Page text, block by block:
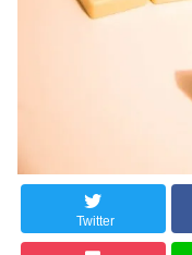
Twitter